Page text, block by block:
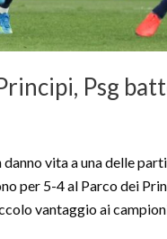
Psg
vita a una delle
per 5-4 al Parco dei
vantaggio ai